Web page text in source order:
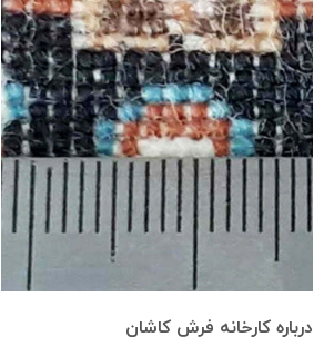
درباره کارخانه فرش کاشان